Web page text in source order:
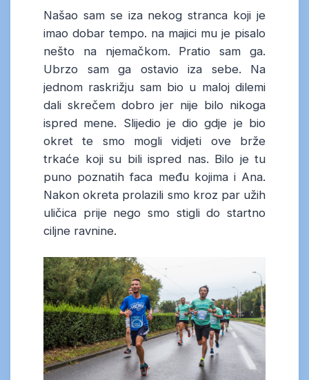
Našao sam se iza nekog stranca koji je
imao dobar tempo. na majici mu je pisalo
nešto na njemačkom. Pratio sam ga.
Ubrzo sam ga ostavio iza sebe. Na
jednom raskrižju sam bio u maloj dilemi
dali skrečem dobro jer nije bilo nikoga
ispred mene. Slijedio je dio gdje je bio
okret te smo mogli vidjeti ove brže
trkaće koji su bili ispred nas. Bilo je tu
puno poznatih faca među kojima i Ana.
Nakon okreta prolazili smo kroz par užih
uličica prije nego smo stigli do startno
ciljne ravnine.